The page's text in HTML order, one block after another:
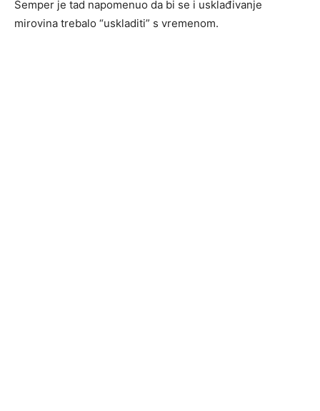
Šemper je tad napomenuo da bi se i usklađivanje
mirovina trebalo “uskladiti” s vremenom.